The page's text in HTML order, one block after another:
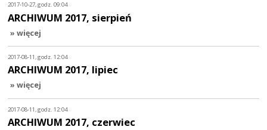
2017-10-27, godz. 09:04
ARCHIWUM 2017, sierpień
» więcej
2017-08-11, godz. 12:04
ARCHIWUM 2017, lipiec
» więcej
2017-08-11, godz. 12:04
ARCHIWUM 2017, czerwiec